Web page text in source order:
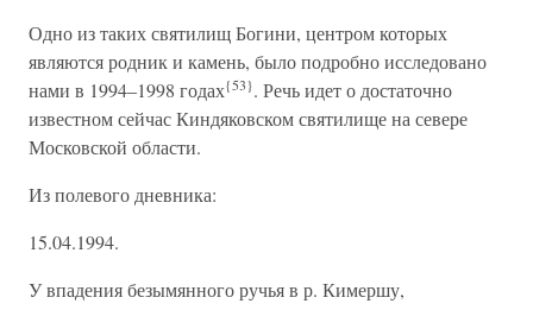
Одно из таких святилищ Богини, центром которых
являются родник и камень, было подробно исследовано
нами в 1994–1998 годах{53}. Речь идет о достаточно
известном сейчас Киндяковском святилище на севере
Московской области.
Из полевого дневника:
15.04.1994.
У впадения безымянного ручья в р. Кимершу,